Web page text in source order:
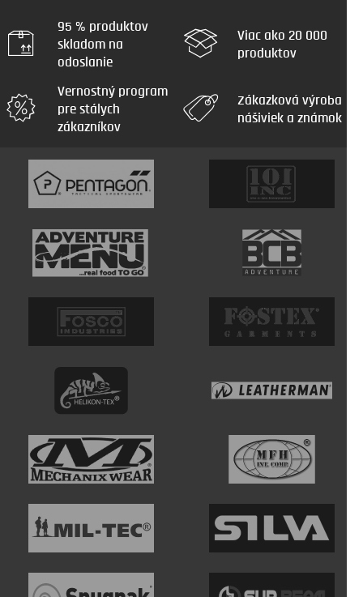
95 % produktov
skladom na
odoslanie
Viac ako 20 000
produktov
Vernostný program
pre stálych
zákazníkov
Zákazková výroba
nášiviek a známok